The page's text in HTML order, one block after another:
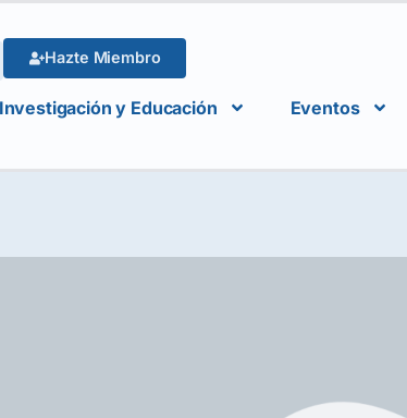
Hazte Miembro
Investigación y Educación Eventos